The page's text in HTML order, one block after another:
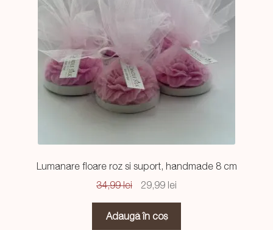
Lumanare floare roz si suport, handmade 8 cm
34,99lei
Prețul
a
29,99 leiPrețul
Adaugă în coș